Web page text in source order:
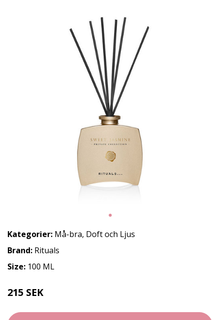
Kategorier: Må-bra, Doft och Ljus
Brand: Rituals
Size: 100 ML
215 SEK